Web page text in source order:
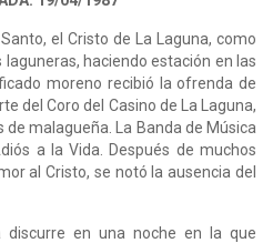
el Cristo de La Laguna, como
haciendo estación en las
moreno recibió la ofrenda de
del Coro del Casino de La Laguna,
malagueña. La Banda de Música
a la Vida. Después de muchos
al Cristo, se notó la ausencia del
discurre en una noche en la que